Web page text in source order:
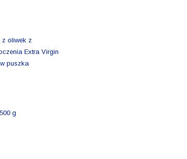
z oliwek z
Extra Virgin
puszka
g